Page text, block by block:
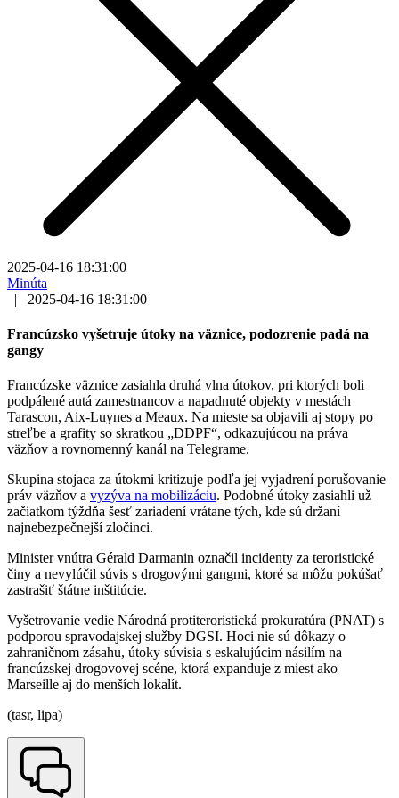
2025-04-16 18:31:00
Minúta
|
2025-04-16 18:31:00
Francúzsko vyšetruje útoky na väznice, podozrenie padá na
gangy
Francúzske väznice zasiahla druhá vlna útokov, pri ktorých boli
podpálené autá zamestnancov a napadnuté objekty v mestách
Tarascon, Aix-Luynes a Meaux. Na mieste sa objavili aj stopy po
streľbe a grafity so skratkou „DDPF“, odkazujúcou na práva
väzňov a rovnomenný kanál na Telegrame.
Skupina stojaca za útokmi kritizuje podľa jej vyjadrení porušovanie
práv väzňov a vyzýva na mobilizáciu. Podobné útoky zasiahli už
začiatkom týždňa šesť zariadení vrátane tých, kde sú držaní
najnebezpečnejší zločinci.
Minister vnútra Gérald Darmanin označil incidenty za teroristické
činy a nevylúčil súvis s drogovými gangmi, ktoré sa môžu pokúšať
zastrašiť štátne inštitúcie.
Vyšetrovanie vedie Národná protiteroristická prokuratúra (PNAT) s
podporou spravodajskej služby DGSI. Hoci nie sú dôkazy o
zahraničnom zásahu, útoky súvisia s eskalujúcim násilím na
francúzskej drogovovej scéne, ktorá expanduje z miest ako
Marseille aj do menších lokalít.
(tasr, lipa)